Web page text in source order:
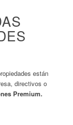
están
directivos o
Premium.